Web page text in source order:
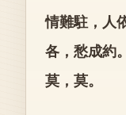
情難駐，人
各，愁成約
莫，莫。